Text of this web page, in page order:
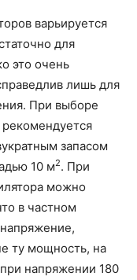
варьируется
для
это очень
лишь для
При выборе
рекомендуется
запасом
10 м2. При
можно
в частном
ту мощность, на
напряжении 180